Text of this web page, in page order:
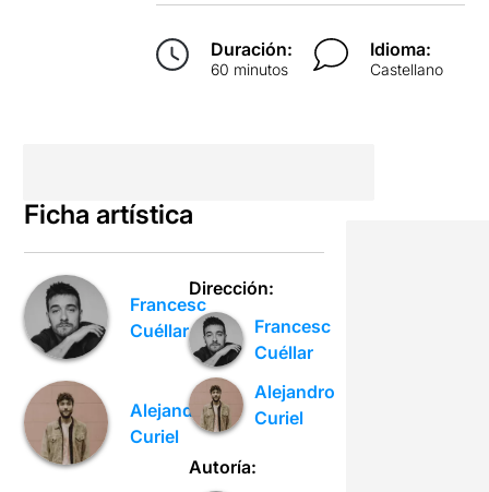
Duración:
60 minutos
Idioma:
Castellano
Ficha artística
Francesc
Cuéllar
Alejandro
Curiel
Dirección:
Francesc
Cuéllar
Alejandro
Curiel
Autoría: